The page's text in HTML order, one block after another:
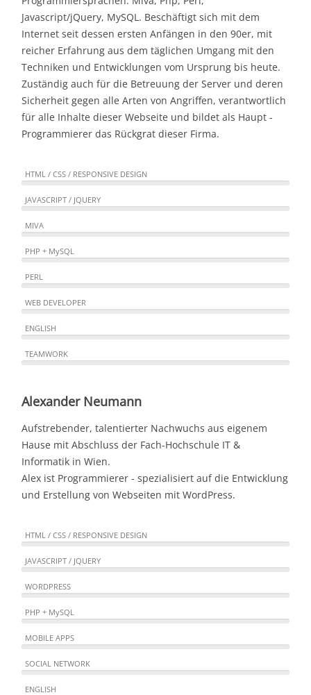
Javascript/jQuery, MySQL. Beschäftigt sich mit dem
Internet seit dessen ersten Anfängen in den 90er, mit
reicher Erfahrung aus dem täglichen Umgang mit den
Techniken und Entwicklungen vom Ursprung bis heute.
Zuständig auch für die Betreuung der Server und deren
Sicherheit gegen alle Arten von Angriffen, verantwortlich
für alle Inhalte dieser Webseite und bildet als Haupt -
Programmierer das Rückgrat dieser Firma.
HTML / CSS / RESPONSIVE DESIGN
JAVASCRIPT / JQUERY
MIVA
PHP + MySQL
PERL
WEB DEVELOPER
ENGLISH
TEAMWORK
Alexander Neumann
Aufstrebender, talentierter Nachwuchs aus eigenem
Hause mit Abschluss der Fach-Hochschule IT &
Informatik in Wien.
Alex ist Programmierer - spezialisiert auf die Entwicklung
und Erstellung von Webseiten mit WordPress.
HTML / CSS / RESPONSIVE DESIGN
JAVASCRIPT / JQUERY
WORDPRESS
PHP + MySQL
MOBILE APPS
SOCIAL NETWORK
ENGLISH